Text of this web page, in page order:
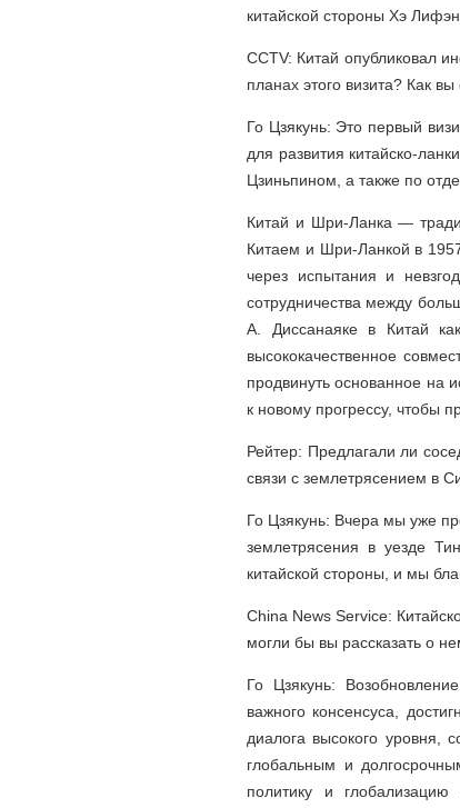
китайской стороны Хэ
CCTV: Китай опубликовал
планах этого визита? Как
Го Цзякунь: Это первый
для развития китайско-
Цзиньпином, а также по
Китай и Шри-Ланка —
Китаем и Шри-Ланкой в
через испытания и
сотрудничества между
А. Диссанаяке в Китай
высококачественное
продвинуть основанное на
к новому прогрессу, чтобы
Рейтер: Предлагали ли
связи с землетрясением в
Го Цзякунь: Вчера мы уже
землетрясения в уезде
китайской стороны, и мы
China News Service:
могли бы вы рассказать о
Го Цзякунь:
важного консенсуса,
диалога высокого уровня,
глобальным и
политику и